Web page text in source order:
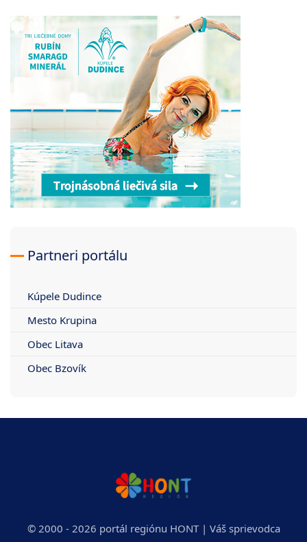
Partneri portálu
Kúpele Dudince
Mesto Krupina
Obec Litava
Obec Bzovík
© 2000 - 2026 portál regiónu HONT | Váš sprievodca